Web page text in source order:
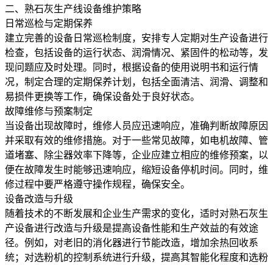
二、熟石灰生产线设备维护策略
日常巡检与定期保养
建立完善的设备日常巡检制度，安排专人定期对生产设备进行
检查，包括设备的运行状态、润滑情况、紧固件的松动等，发
现问题应及时处理。同时，根据设备的使用说明书和运行情
况，制定合理的定期保养计划，包括全面清洁、润滑、调整和
易损件更换等工作，确保设备处于良好状态。
故障维修与预案制定
当设备出现故障时，维修人员应迅速响应，准确判断故障原因
并采取有效的维修措施。对于一些常见故障，如电机故障、管
道堵塞、除尘器效率下降等，企业应建立相应的维修预案，以
便在故障发生时能够迅速响应，缩短设备停机时间。同时，维
修过程中要严格遵守操作规程，确保安全。
设备改造与升级
随着技术的不断发展和企业生产需求的变化，适时对熟石灰生
产设备进行改造与升级是提高设备性能和生产效益的有效途
径。例如，对老旧的消化器进行节能改造，增加余热回收系
统；对选粉机的控制系统进行升级，提高其智能化程度和选粉